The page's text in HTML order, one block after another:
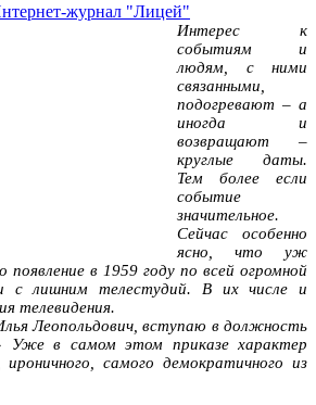
журнал "Лицей"
Интерес к
событиям и
людям, с ними
связанными,
подогревают – а
иногда и
возвращают –
круглые даты.
Тем более если
событие
значительное.
Сейчас особенно
ясно, что уж
в 1959 году по всей огромной
с лишним телестудий. В их числе и
телевидения.
Леопольдович, вступаю в должность
Уже в самом этом приказе характер
самого демократичного из